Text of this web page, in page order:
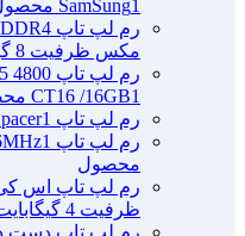
SamSung1 محصول
مکس ظرفیت 8 گیگابایت
CT16 /16GB1 محصول
رم لپ تاپ Ram 4G DDR4 2666 Apacer 1 محصول
رم لپ تاپ SAMSUNG 8GB DDR4 2666MHz 1
محصول
ظرفیت 4 گیگابایت